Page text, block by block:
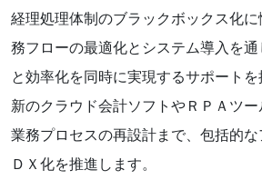
経理処理体制のブラックボックス化
務フローの最適化とシステム導入を
と効率化を同時に実現するサポート
新のクラウド会計ソフトやＲＰＡツー
業務プロセスの再設計まで、包括的
ＤＸ化を推進します。